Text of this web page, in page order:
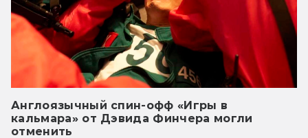
Англоязычный спин-офф «Игры в
кальмара» от Дэвида Финчера могли
отменить